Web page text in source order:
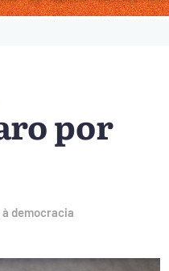
por
democracia